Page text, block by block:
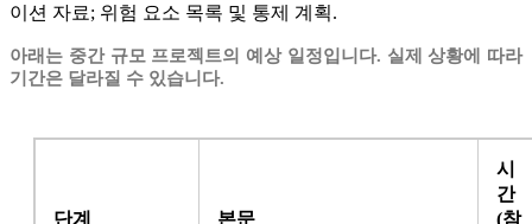
이션 자료; 위험 요소 목록 및 통제 계획.
아래는 중간 규모 프로젝트의 예상 일정입니다. 실제 상황에 따라
기간은 달라질 수 있습니다.
단계 본문
시
간
(참